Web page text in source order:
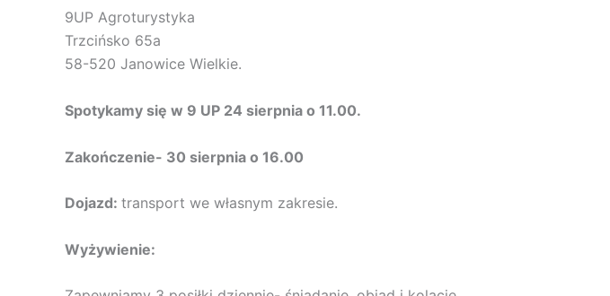
9UP Agroturystyka
Trzcińsko 65a
58-520 Janowice Wielkie.
Spotykamy się w 9 UP 24 sierpnia o 11.00.
Zakończenie- 30 sierpnia o 16.00
Dojazd: transport we własnym zakresie.
Wyżywienie: